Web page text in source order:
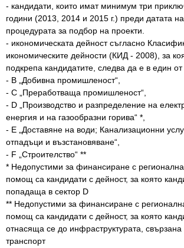
- кандидати, които имат минимум три
години (2013, 2014 и 2015 г.) преди датата
процедурата за подбор на проекти.
- икономическата дейност съгласно
икономическите дейности (КИД - 2008), за
подкрепа кандидатите, следва да е в един
- B „Добивна промишленост“,
- C „Преработваща промишленост“,
- D „Производство и разпределение на
енергия и на газообразни горива“ *,
- E „Доставяне на води; Канализационни
отпадъци и възстановяване“,
- F „Строителство“ **
* Недопустими за финансиране с
помощ са кандидати с дейност, за която
попадаща в сектор D
** Недопустими за финансиране с
помощ са кандидати с дейност, за която
отнасяща се до инфраструктурата, свързана
транспорт